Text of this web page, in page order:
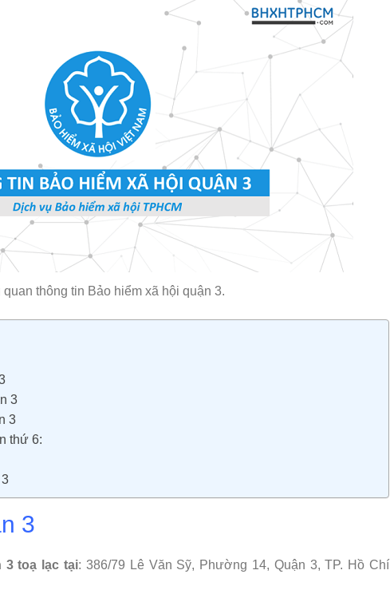
quan thông tin Bảo hiểm xã hội quận 3.
3
3
thứ 6:
3
3 toạ lạc tại: 386/79 Lê Văn Sỹ, Phường 14, Quận 3, TP. Hồ Chí